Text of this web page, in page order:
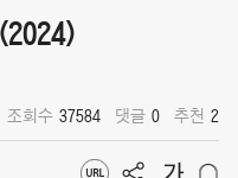
조회수 37584 댓글 0 추천 2